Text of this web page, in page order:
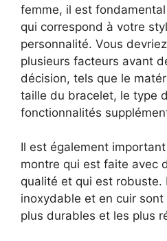
femme, il est
qui correspond à votre
personnalité. Vous
plusieurs facteurs avant
décision, tels que le
taille du bracelet, le type
fonctionnalités
Il est également
montre qui est faite avec
qualité et qui est robuste.
inoxydable et en cuir
plus durables et les plus